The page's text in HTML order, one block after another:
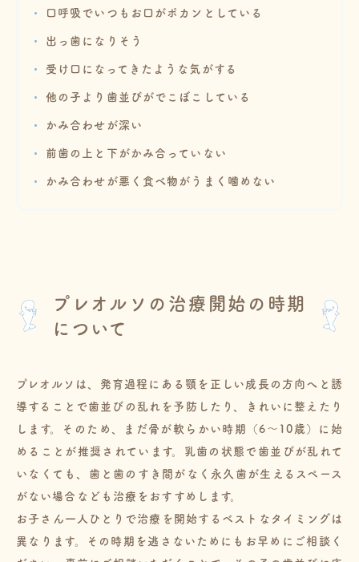
口呼吸でいつもお口がポカンとしている
出っ歯になりそう
受け口になってきたような気がする
他の子より歯並びがでこぼこしている
かみ合わせが深い
前歯の上と下がかみ合っていない
かみ合わせが悪く食べ物がうまく噛めない
プレオルソの治療開始の時期
について
プレオルソは、発育過程にある顎を正しい成長の方向へと誘
導することで歯並びの乱れを予防したり、きれいに整えたり
します。そのため、まだ骨が軟らかい時期（6～10歳）に始
めることが推奨されています。乳歯の状態で歯並びが乱れて
いなくても、歯と歯のすき間がなく永久歯が生えるスペース
がない場合なども治療をおすすめします。
お子さん一人ひとりで治療を開始するベストなタイミングは
異なります。その時期を逃さないためにもお早めにご相談く